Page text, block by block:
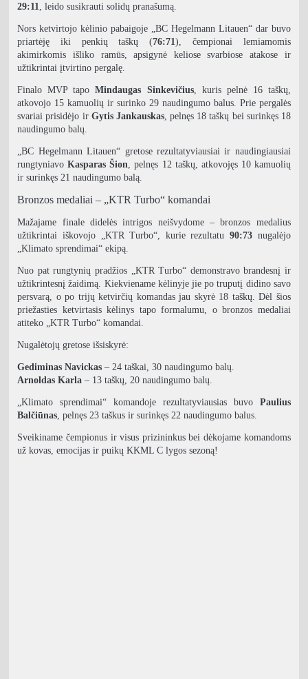
29:11
, leido susikrauti solidų pranašumą.
Nors ketvirtojo kėlinio pabaigoje „BC Hegelmann Litauen“ dar buvo
priartėję iki penkių taškų (76:71), čempionai lemiamomis
akimirkomis išliko ramūs, apsigynė keliose svarbiose atakose ir
užtikrintai įtvirtino pergalę.
Finalo MVP tapoMindaugas Sinkevičius, kuris pelnė 16 taškų,
atkovojo 15 kamuolių ir surinko 29 naudingumo balus. Prie pergalės
svariai prisidėjo ir Gytis Jankauskas, pelnęs 18 taškų bei surinkęs 18
naudingumo balų.
„BC Hegelmann Litauen“ gretose rezultatyviausiai ir naudingiausiai
rungtyniavoKasparas Šion , pelnęs 12 taškų, atkovojęs 10 kamuolių
ir surinkęs 21 naudingumo balą.
Bronzos medaliai – „KTR Turbo“ komandai
Mažajame finale didelės intrigos neišvydome – bronzos medalius
užtikrintai iškovojo „KTR Turbo“, kurie rezultatu90:73 nugalėjo
„Klimato sprendimai“ ekipą.
Nuo pat rungtynių pradžios „KTR Turbo“ demonstravo brandesnį ir
užtikrintesnį žaidimą. Kiekviename kėlinyje jie po truputį didino savo
persvarą, o po trijų ketvirčių komandas jau skyrė 18 taškų. Dėl šios
priežasties ketvirtasis kėlinys tapo formalumu, o bronzos medaliai
atiteko „KTR Turbo“ komandai.
Nugalėtojų gretose išsiskyrė:
Gediminas Navickas – 24 taškai, 30 naudingumo balų.
Arnoldas Karla – 13 taškų, 20 naudingumo balų.
„Klimato sprendimai“ komandoje rezultatyviausias buvo Paulius
Balčiūnas , pelnęs 23 taškus ir surinkęs 22 naudingumo balus.
Sveikiname čempionus ir visus prizininkus bei dėkojame komandoms
už kovas, emocijas ir puikų KKML C lygos sezoną!